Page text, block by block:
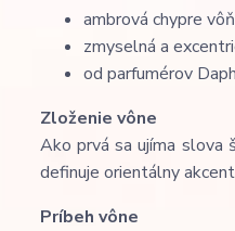
ambrová chypre
zmyselná a
od parfumérov
Zloženie vône
Ako prvá sa ujíma slova
definuje orientálny
Príbeh vône